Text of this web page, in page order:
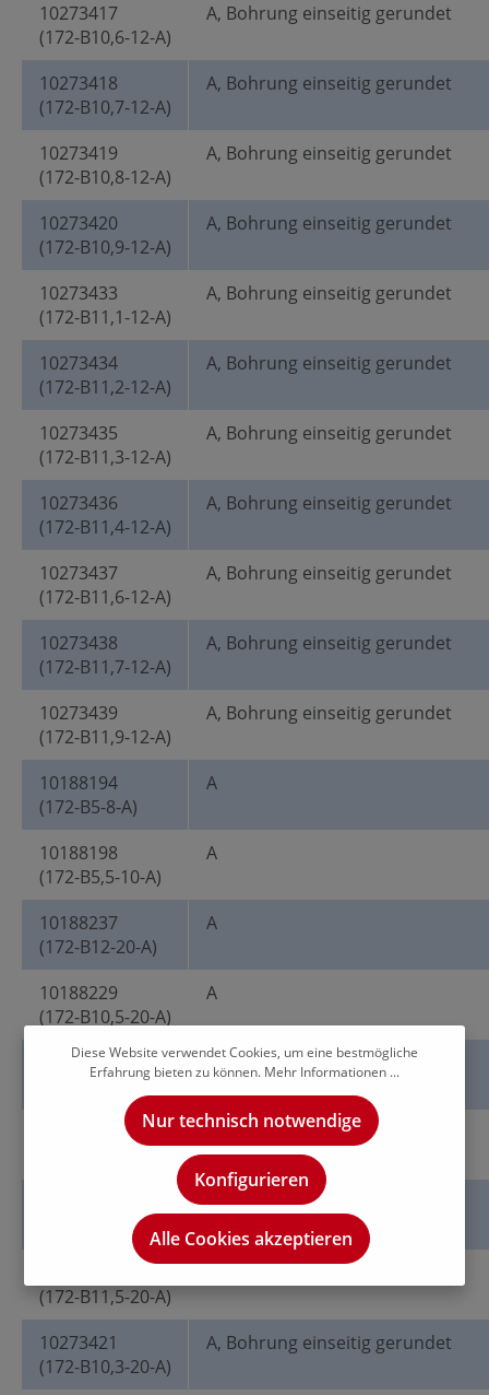
10273417
(172-B10,6-12-A)
A, Bohrung einseitig gerundet
10273418
(172-B10,7-12-A)
A, Bohrung einseitig gerundet
10273419
(172-B10,8-12-A)
A, Bohrung einseitig gerundet
10273420
(172-B10,9-12-A)
A, Bohrung einseitig gerundet
10273433
(172-B11,1-12-A)
A, Bohrung einseitig gerundet
10273434
(172-B11,2-12-A)
A, Bohrung einseitig gerundet
10273435
(172-B11,3-12-A)
A, Bohrung einseitig gerundet
10273436
(172-B11,4-12-A)
A, Bohrung einseitig gerundet
10273437
(172-B11,6-12-A)
A, Bohrung einseitig gerundet
10273438
(172-B11,7-12-A)
A, Bohrung einseitig gerundet
10273439
(172-B11,9-12-A)
A, Bohrung einseitig gerundet
10188194
(172-B5-8-A)
A
10188198
(172-B5,5-10-A)
A
10188237
(172-B12-20-A)
A
10188229
(172-B10,5-20-A)
A
10188232
(172-B11-20-A)
A
A
(172-B11,8-20-A)
A
(172-B11,5-20-A)
10273421
(172-B10,3-20-A)
A, Bohrung einseitig gerundet
Diese Website verwendet Cookies, um eine bestmögliche
Erfahrung bieten zu können. Mehr Informationen ...
Nur technisch notwendige
Konfigurieren
Alle Cookies akzeptieren